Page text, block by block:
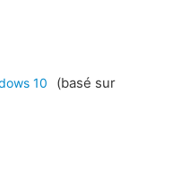
10
(basé sur